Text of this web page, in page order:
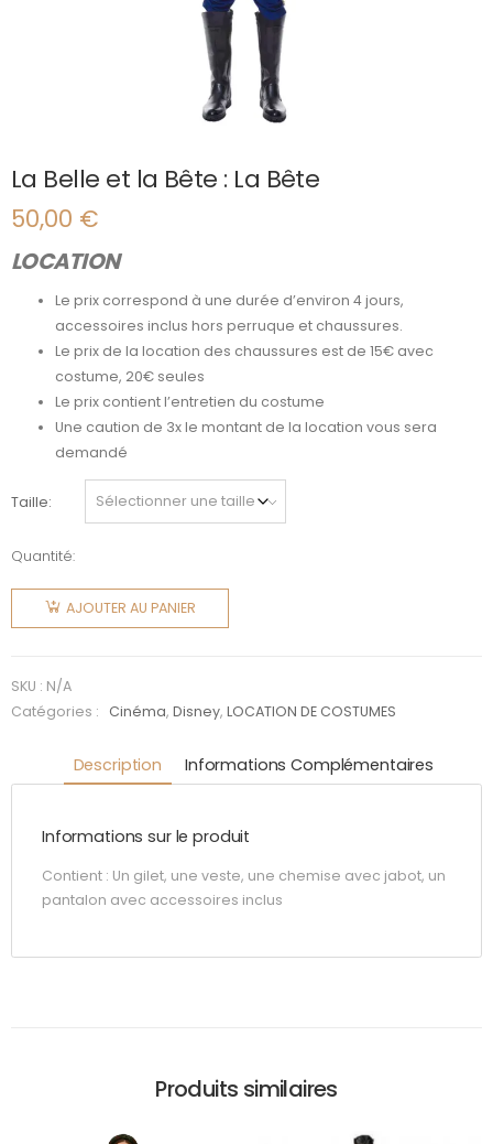
La Belle et la Bête : La Bête
50,00 €
LOCATION
Le prix correspond à une durée d’environ 4 jours,
accessoires inclus hors perruque et chaussures.
Le prix de la location des chaussures est de 15€ avec
costume, 20€ seules
Le prix contient l’entretien du costume
Une caution de 3x le montant de la location vous sera
demandé
Taille
Quantité:
quantité
de La
Belle et la
Bête
AJOUTER AU PANIER
SKU : N/A
Catégories :
Cinéma,Disney,LOCATION DE COSTUMES
Description Informations Complémentaires
Informations sur le produit
Contient : Un gilet, une veste, une chemise avec jabot, un
pantalon avec accessoires inclus
Produits similaires